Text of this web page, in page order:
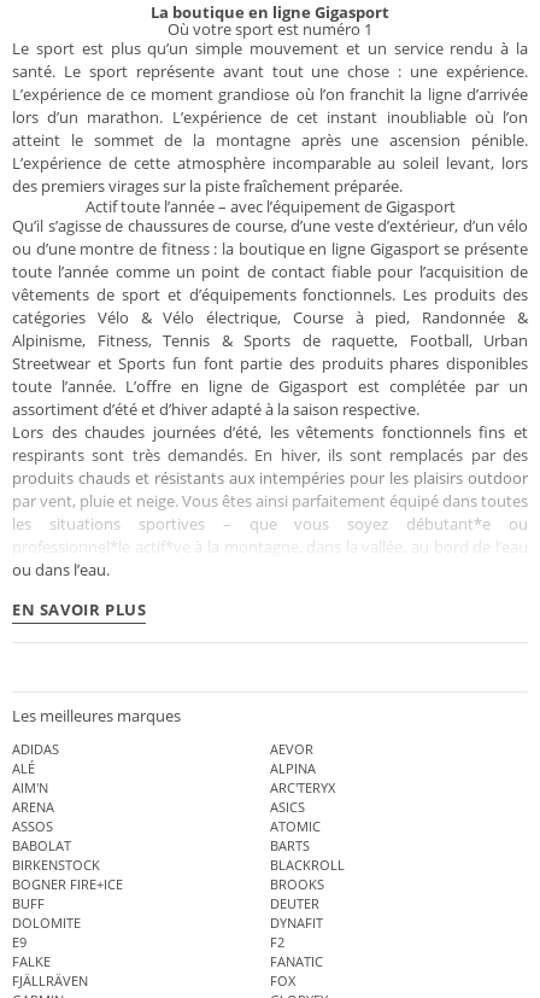
La boutique en ligne Gigasport
Où votre sport est numéro 1
Le sport est plus qu’un simple mouvement et un service rendu à la
santé. Le sport représente avant tout une chose : une expérience.
L’expérience de ce moment grandiose où l’on franchit la ligne d’arrivée
lors d’un marathon. L’expérience de cet instant inoubliable où l’on
atteint le sommet de la montagne après une ascension pénible.
L’expérience de cette atmosphère incomparable au soleil levant, lors
des premiers virages sur la piste fraîchement préparée.
Actif toute l’année – avec l’équipement de Gigasport
Qu’il s’agisse de chaussures de course, d’une veste d’extérieur, d’un vélo
ou d’une montre de fitness : la boutique en ligne Gigasport se présente
toute l’année comme un point de contact fiable pour l’acquisition de
vêtements de sport et d’équipements fonctionnels. Les produits des
catégories Vélo & Vélo électrique, Course à pied, Randonnée &
Alpinisme, Fitness, Tennis & Sports de raquette, Football, Urban
Streetwear et Sports fun font partie des produits phares disponibles
toute l’année. L’offre en ligne de Gigasport est complétée par un
assortiment d’été et d’hiver adapté à la saison respective.
Lors des chaudes journées d’été, les vêtements fonctionnels fins et
respirants sont très demandés. En hiver, ils sont remplacés par des
produits chauds et résistants aux intempéries pour les plaisirs outdoor
par vent, pluie et neige. Vous êtes ainsi parfaitement équipé dans toutes
les situations sportives – que vous soyez débutant*e ou
professionnel*le actif*ve à la montagne, dans la vallée, au bord de l’eau
ou dans l’eau.
EN SAVOIR PLUS
Les meilleures marques
ADIDAS
AEVOR
ALÉ
ALPINA
AIM'N
ARC'TERYX
ARENA
ASICS
ASSOS
ATOMIC
BABOLAT
BARTS
BIRKENSTOCK
BLACKROLL
BOGNER FIRE+ICE
BROOKS
BUFF
DEUTER
DOLOMITE
DYNAFIT
E9
F2
FALKE
FANATIC
FJÄLLRÄVEN
FOX